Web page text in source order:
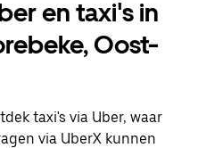
en taxi's in
Oost-
taxi's via Uber, waar
via UberX kunnen